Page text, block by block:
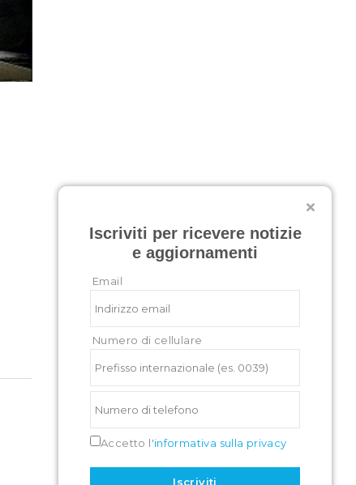
Iscriviti per ricevere notizie
e aggiornamenti
Email
Numero di cellulare
Accetto l'informativa sulla privacy
Iscriviti